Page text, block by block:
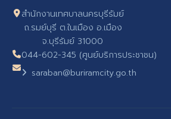
สำนักงานเทศบาลนครบุรีรัมย์
ถ.รมย์บุรี ต.ในเมือง อ.เมือง
จ.บุรีรัมย์ 31000
044-602-345 (ศูนย์บริการประชาชน)
saraban@buriramcity.go.th